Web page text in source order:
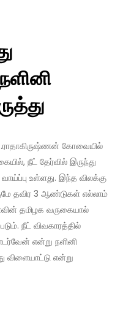
கோவையில்
நீட் தேர்வில் இருந்து
உள்ளது. இந்த விலக்கு
தவிர 3 ஆண்டுகள் எல்லாம்
தமிழக வருகையால்
நீட் விவகாரத்தில்
என்று நளினி
விளையாட்டு என்று